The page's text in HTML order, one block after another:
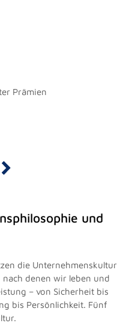
Prämien
Akademie
und
die Unternehmenskultur
nach denen wir leben und
– von Sicherheit bis
bis Persönlichkeit. Fünf